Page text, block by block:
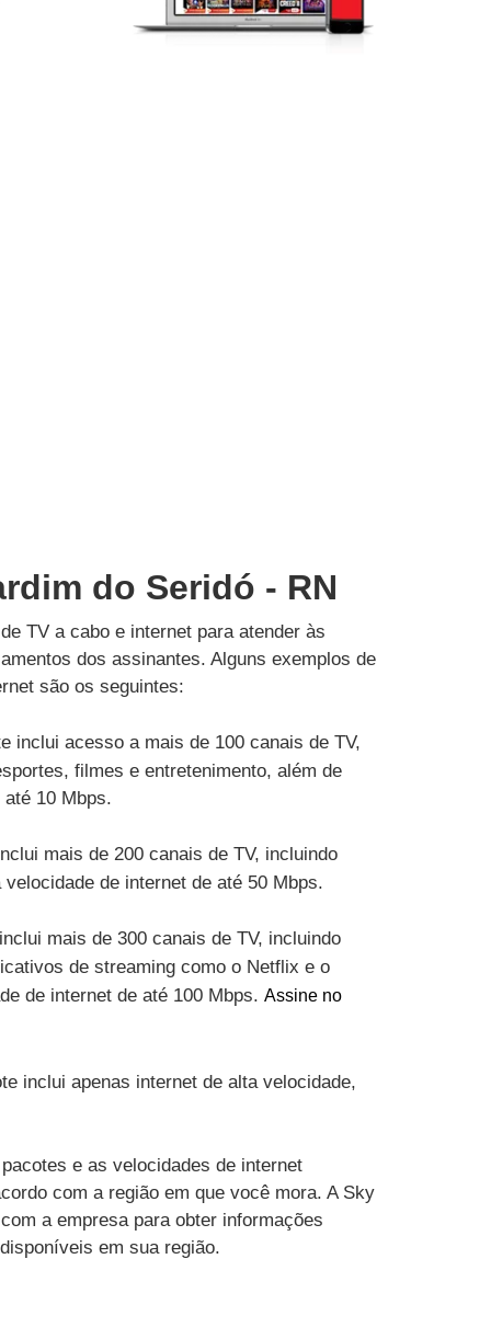
do Seridó - RN
TV a cabo e internet para atender às
dos assinantes. Alguns exemplos de
são os seguintes:
inclui acesso a mais de 100 canais de TV,
filmes e entretenimento, além de
10 Mbps.
mais de 200 canais de TV, incluindo
de internet de até 50 Mbps.
mais de 300 canais de TV, incluindo
de streaming como o Netflix e o
de internet de até 100 Mbps. Assine no
inclui apenas internet de alta velocidade,
e as velocidades de internet
com a região em que você mora. A Sky
a empresa para obter informações
em sua região.